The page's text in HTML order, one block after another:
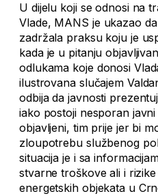
U dijelu koji se odnosi na
Vlade, MANS je ukazao
zadržala praksu koju je
kada je u pitanju
odlukama koje donosi
ilustrovana slučajem
odbija da javnosti
iako postoji nesporan
objavljeni, tim prije jer bi
zloupotrebu službenog
situacija je i sa
stvarne troškove ali i
energetskih objekata u